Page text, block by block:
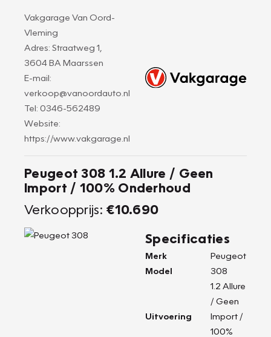
Vakgarage Van Oord-
Vleming
Adres: Straatweg 1,
3604 BA Maarssen
E-mail:
verkoop@vanoordauto.nl
Tel: 0346-562489
Website:
https://www.vakgarage.nl
Peugeot 308 1.2 Allure / Geen
Import / 100% Onderhoud
Verkoopprijs: €10.690
Specificaties
Merk
Peugeot
Model
308
Uitvoering
1.2 Allure
/ Geen
Import /
100%